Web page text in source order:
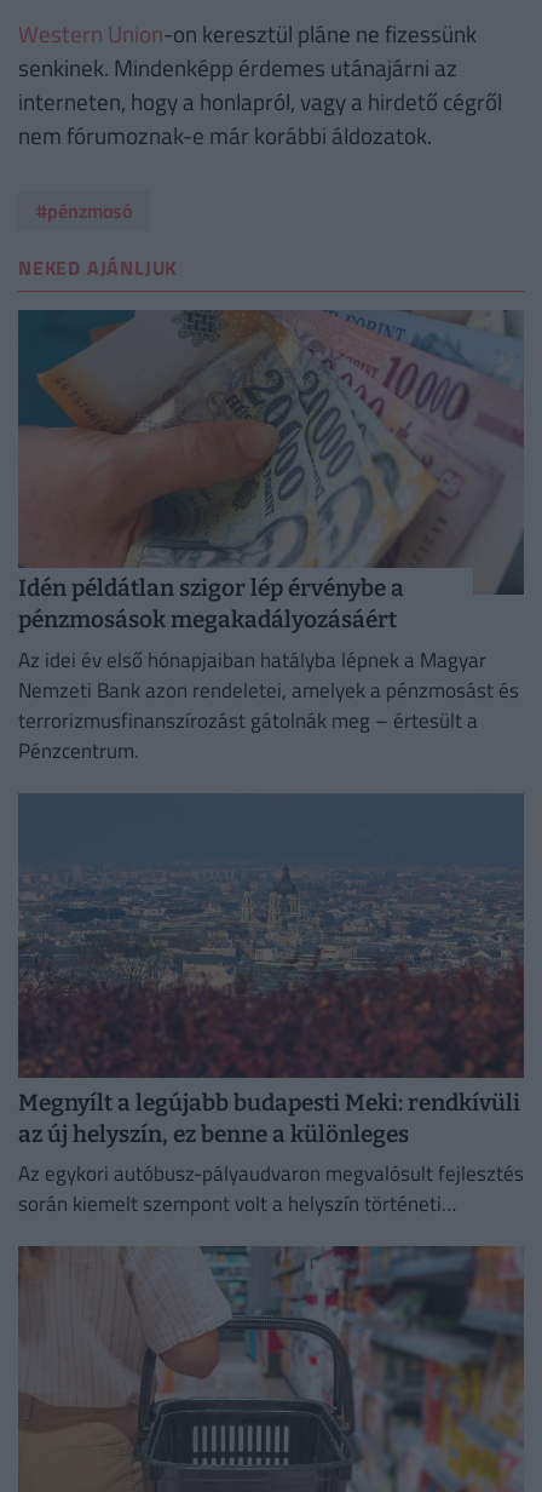
Western Union-on keresztül pláne ne fizessünk
senkinek. Mindenképp érdemes utánajárni az
interneten, hogy a honlapról, vagy a hirdető cégről
nem fórumoznak-e már korábbi áldozatok.
#pénzmosó
NEKED AJÁNLJUK
Idén példátlan szigor lép érvénybe a
pénzmosások megakadályozásáért
Az idei év első hónapjaiban hatályba lépnek a Magyar
Nemzeti Bank azon rendeletei, amelyek a pénzmosást és
terrorizmusfinanszírozást gátolnák meg – értesült a
Pénzcentrum.
Megnyílt a legújabb budapesti Meki: rendkívüli
az új helyszín, ez benne a különleges
Az egykori autóbusz-pályaudvaron megvalósult fejlesztés
során kiemelt szempont volt a helyszín történeti